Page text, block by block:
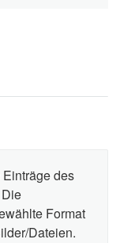
des
Format
Dateien.